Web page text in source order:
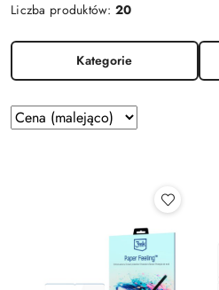
Liczba produktów:20
Kategorie
Zastosowano
sortowanie:
Sortuj
według